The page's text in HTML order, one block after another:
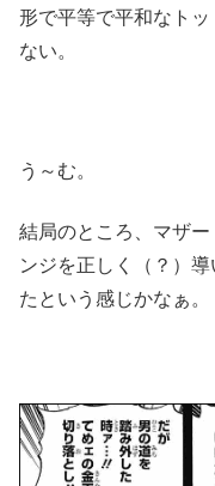
形で平等で平和なト
ない。
う～む。
結局のところ、マザ
ンジを正しく（？）
たという感じかなぁ。